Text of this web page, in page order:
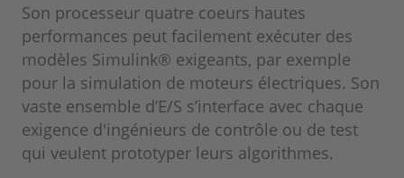
Son processeur quatre coeurs hautes
performances peut facilement exécuter des
modèles Simulink® exigeants, par exemple
pour la simulation de moteurs électriques. Son
vaste ensemble d’E/S s’interface avec chaque
exigence d'ingénieurs de contrôle ou de test
qui veulent prototyper leurs algorithmes.